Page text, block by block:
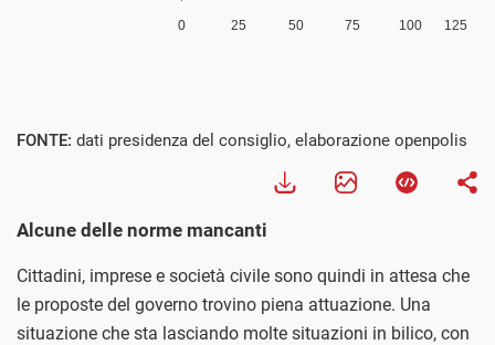
FONTE: dati presidenza del consiglio, elaborazione openpolis
Alcune delle norme mancanti
Cittadini, imprese e società civile sono quindi in attesa che
le proposte del governo trovino piena attuazione. Una
situazione che sta lasciando molte situazioni in bilico, con